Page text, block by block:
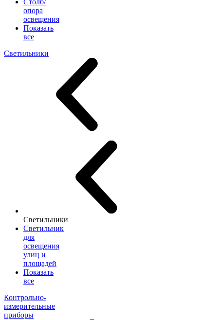
Столб/
опора
освещения
Показать
все
Светильники
Светильники
Светильник
для
освещения
улиц и
площадей
Показать
все
Контрольно-
измерительные
приборы